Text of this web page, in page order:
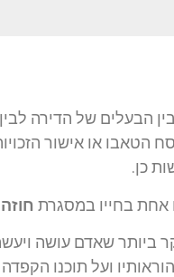
הבעלים של הדירה
הטאבו או אישור
כן.
אחת בחייו במסגרת
ביותר שאדם עושה
ועל תוכנו